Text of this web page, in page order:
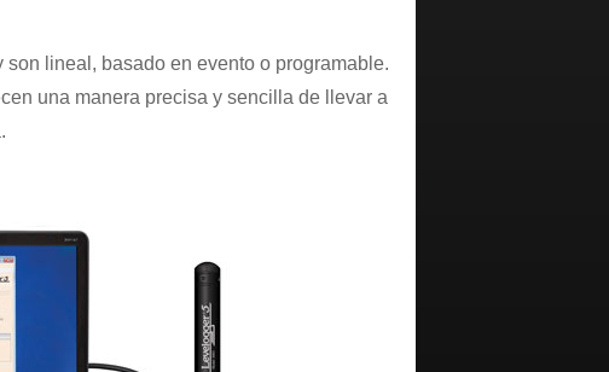
lineal, basado en evento o programable.
una manera precisa y sencilla de llevar a